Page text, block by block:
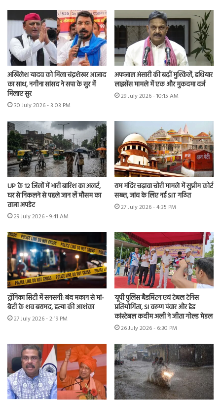
अखिलेश यादव को मिला चंद्रशेखर आजाद
का साथ, नगीना सांसद ने सपा के सुर में
मिलाए सुर
30 July 2026 - 3:03 PM
अफजाल अंसारी की बढ़ीं मुश्किलें, हथियार
लाइसेंस मामले में एक और मुकदमा दर्ज
29 July 2026 - 10:15 AM
UP के 12 जिलों में भारी बारिश का अलर्ट,
घर से निकलने से पहले जान लें मौसम का
ताजा अपडेट
29 July 2026 - 9:41 AM
राम मंदिर चढ़ावा चोरी मामले में सुप्रीम कोर्ट
सख्त, जांच के लिए नई SIT गठित
27 July 2026 - 4:35 PM
ट्रॉनिका सिटी में सनसनी: बंद मकान से मां-
बेटी के शव बरामद, हत्या की आशंका
27 July 2026 - 2:19 PM
यूपी पुलिस बैडमिंटन एवं टेबल टेनिस
प्रतियोगिता, SI वरुण पंवार और हेड
कांस्टेबल कदीम अली ने जीता गोल्ड मेडल
26 July 2026 - 6:30 PM